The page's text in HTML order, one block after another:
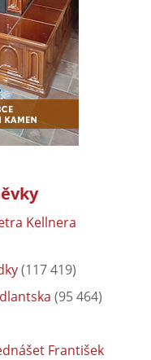
Kellnera
(117 419)
(95 464)
František